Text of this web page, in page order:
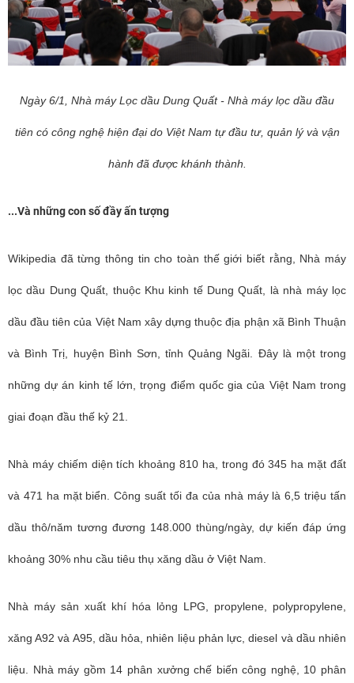
Ngày 6/1, Nhà máy Lọc dầu Dung Quất - Nhà máy lọc dầu đầu
tiên có công nghệ hiện đại do Việt Nam tự đầu tư, quản lý và vận
hành đã được khánh thành.
...Và những con số đầy ấn tượng
Wikipedia đã từng thông tin cho toàn thế giới biết rằng, Nhà máy
lọc dầu Dung Quất, thuộc Khu kinh tế Dung Quất, là nhà máy lọc
dầuđầu tiên của Việt Nam xây dựng thuộc địa phận xã Bình Thuận
và Bình Trị, huyện Bình Sơn, tỉnh Quảng Ngãi. Đây là một trong
những dự án kinh tế lớn, trọng điểm quốc gia của Việt Nam trong
giai đoạn đầu thế kỷ 21.
Nhà máy chiếm diện tích khoảng 810 ha, trong đó 345 ha mặt đất
và 471 ha mặt biển. Công suất tối đa của nhà máy là 6,5 triệu tấn
dầu thô/năm tương đương 148.000 thùng/ngày, dự kiến đáp ứng
khoảng 30% nhu cầu tiêu thụ xăng dầu ở Việt Nam.
Nhà máy sản xuất khí hóa lỏng LPG, propylene, polypropylene,
xăng A92 và A95, dầu hỏa, nhiên liệu phản lực, diesel và dầu nhiên
liệu. Nhà máy gồm 14 phân xưởng chế biến công nghệ, 10 phân